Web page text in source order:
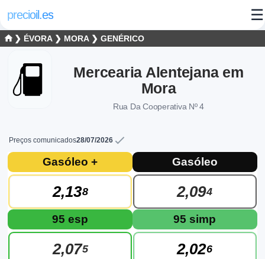
precioil.es ☰
❯ ÉVORA ❯ MORA ❯ GENÉRICO
Mercearia Alentejana em
Mora
Rua Da Cooperativa Nº 4
Preços comunicados28/07/2026
Preços atuais dos combustíveis em Mora
Consulta os preços atuais do posto Genérico Mercearia
Gasóleo +
2,138
Gasóleo
2,094
95 esp
2,075
95 simp
2,026